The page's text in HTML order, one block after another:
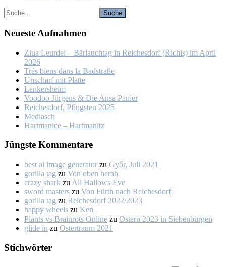
Neu­es­te Auf­nah­men
Ziua Leur­dei – Bär­lauch­tag in Rei­ches­dorf (Ri­chiș) im April
2026
Trés biens dans la Bad­stra­ße
Un­scharf mit Plat­te
Len­kers­heim
Voo­doo Jür­gens & Die An­sa Pa­nier
Rei­ches­dorf, Pfings­ten 2025
Me­dia­sch
Hart­ma­nice – Hart­ma­nitz
Jüngs­te Kom­men­ta­re
best ai image generator zu Győr, Ju­li 2021
gorilla tag zu Von oben her­ab
crazy shark zu All Hal­lows Eve
sword masters zu Von Fürth nach Rei­ches­dorf
gorilla tag zu Rei­ches­dorf 2022/2023
happy wheels zu Ken
Plants vs Brainrots Online zu Os­tern 2023 in Sie­ben­bür­gen
glide in zu Os­ter­traum 2021
Stich­wör­ter